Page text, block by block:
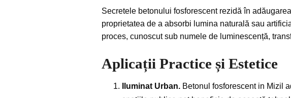
Secretele betonului fosforescent rezidă în
proprietatea de a absorbi lumina naturală sau
proces, cunoscut sub numele de luminescență,
Aplicații Practice și Estetice
Iluminat Urban.Betonul fosforescent in Mizil